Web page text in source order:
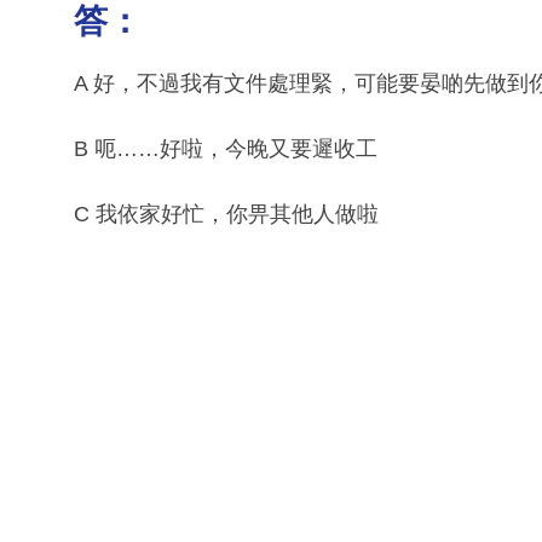
答：
A 好，不過我有文件處理緊，可能要晏啲先做到
B 呃……好啦，今晚又要遲收工
C 我依家好忙，你畀其他人做啦